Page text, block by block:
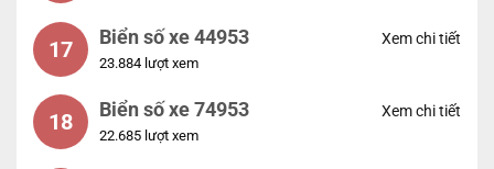
17 Biển số xe 44953
23.884 lượt xem
Xem chi tiết
18 Biển số xe 74953
22.685 lượt xem
Xem chi tiết